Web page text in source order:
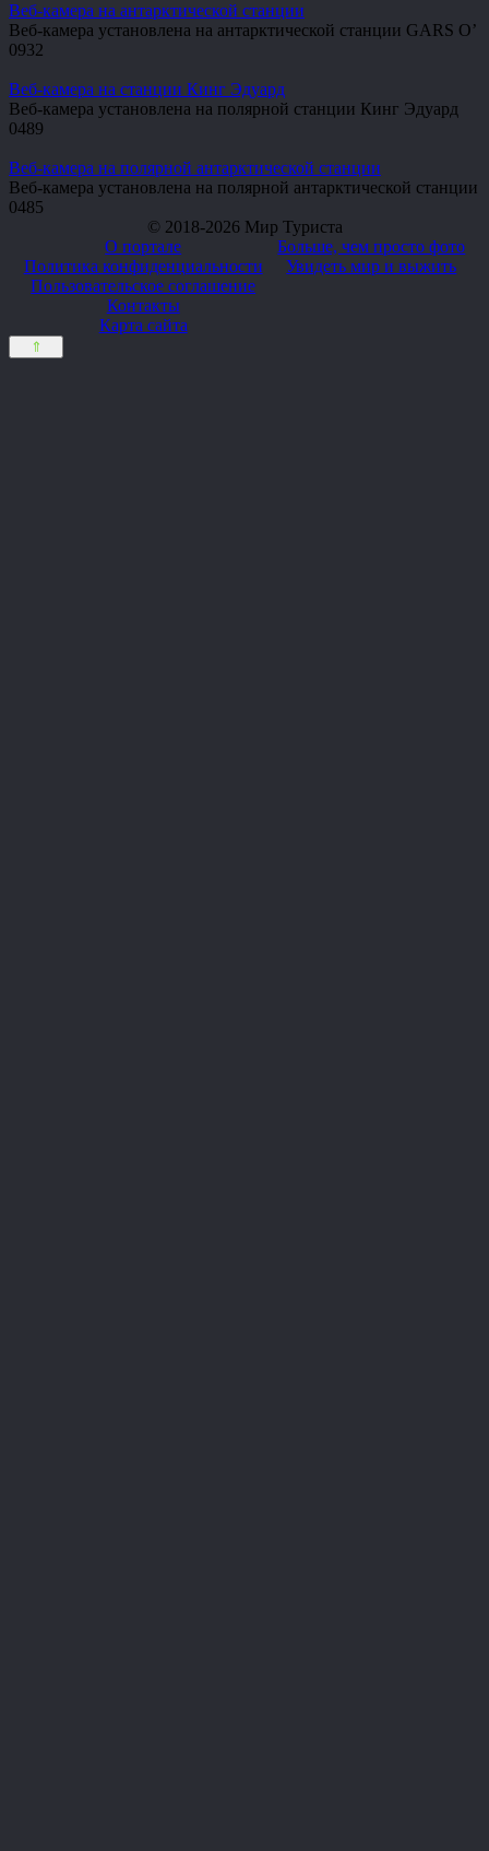
Веб-камера на антарктической станции
Веб-камера установлена на антарктической станции GARS O’
0932
Веб-камера на станции Кинг Эдуард
Веб-камера установлена на полярной станции Кинг Эдуард
0489
Веб-камера на полярной антарктической станции
Веб-камера установлена на полярной антарктической станции
0485
© 2018-2026 Мир Туриста
О портале
Политика конфиденциальности
Пользовательское соглашение
Контакты
Карта сайта
Больше, чем просто фото
Увидеть мир и выжить